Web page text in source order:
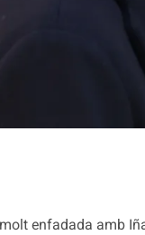
enfadada amb